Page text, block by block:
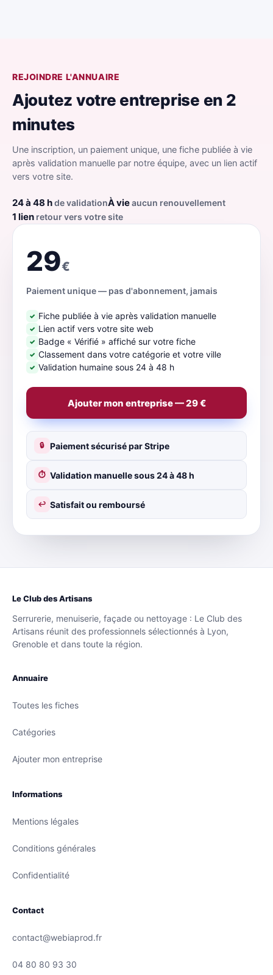
REJOINDRE L'ANNUAIRE
Ajoutez votre entreprise en 2
minutes
Une inscription, un paiement unique, une fiche publiée à vie
après validation manuelle par notre équipe, avec un lien actif
vers votre site.
24 à 48 hde validationÀ vieaucun renouvellement
1 lien retour vers votre site
29€
Paiement unique — pas d'abonnement, jamais
✓ Fiche publiée à vie après validation manuelle
✓ Lien actif vers votre site web
✓ Badge « Vérifié » affiché sur votre fiche
✓ Classement dans votre catégorie et votre ville
✓ Validation humaine sous 24 à 48 h
Ajouter mon entreprise — 29 €
🔒 Paiement sécurisé par Stripe
⏱ Validation manuelle sous 24 à 48 h
↩ Satisfait ou remboursé
Le Club des Artisans
Serrurerie, menuiserie, façade ou nettoyage : Le Club des
Artisans réunit des professionnels sélectionnés à Lyon,
Grenoble et dans toute la région.
Annuaire
Toutes les fiches
Catégories
Ajouter mon entreprise
Informations
Mentions légales
Conditions générales
Confidentialité
Contact
contact@webiaprod.fr
04 80 80 93 30